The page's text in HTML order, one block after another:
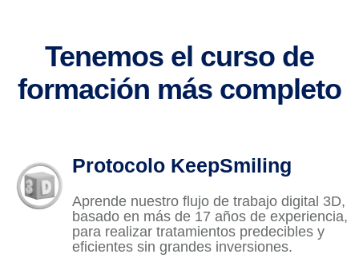
Tenemos el curso de
formación más completo
Protocolo KeepSmiling
Aprende nuestro flujo de trabajo digital 3D,
basado en más de 17 años de experiencia,
para realizar tratamientos predecibles y
eficientes sin grandes inversiones.